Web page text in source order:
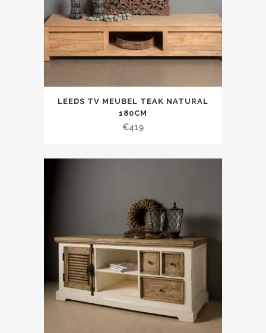
LEEDS TV MEUBEL TEAK NATURAL
180CM
€419